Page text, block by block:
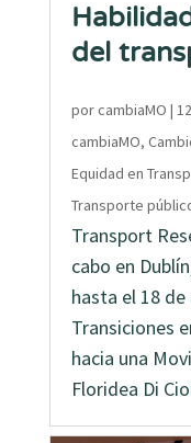
del
porcambiaMO |
cambiaMO,
Equidad en
Transporte
Transport
cabo en
hasta el 18
Transiciones
hacia una
Floridea Di